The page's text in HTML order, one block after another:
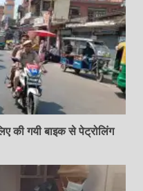
की गयी बाइक से पेट्रोलिंग